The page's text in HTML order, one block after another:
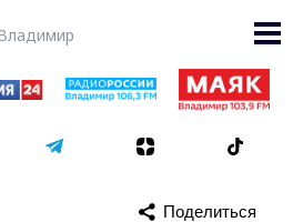
Поделиться